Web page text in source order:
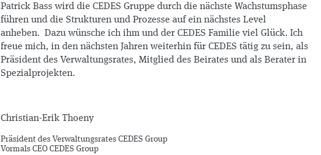
Patrick Bass wird die CEDES Gruppe durch die nächste Wachstumsphase
führen und die Strukturen und Prozesse auf ein nächstes Level
anheben. Dazu wünsche ich ihm und der CEDES Familie viel Glück. Ich
freue mich, in den nächsten Jahren weiterhin für CEDES tätig zu sein, als
Präsident des Verwaltungsrates, Mitglied des Beirates und als Berater in
Spezialprojekten.
Christian-Erik Thoeny
Präsident des Verwaltungsrates CEDES Group
Vormals CEO CEDES Group